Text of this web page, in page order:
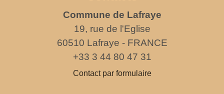
Commune de Lafraye
19, rue de l'Eglise
60510 Lafraye - FRANCE
+33 3 44 80 47 31
Contact par formulaire